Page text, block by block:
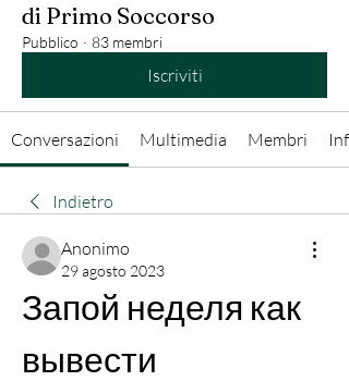
di Primo Soccorso
Pubblico · 83 membri
Iscriviti
Conversazioni Multimedia Membri Info
Indietro
Anonimo
29 agosto 2023
Запой неделя как
вывести